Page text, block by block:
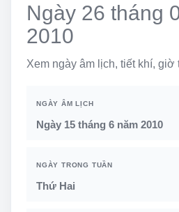
Ngày 26 tháng
2010
Xem ngày âm lịch, tiết khí, giờ
NGÀY ÂM LỊCH
Ngày 15 tháng 6 năm 2010
NGÀY TRONG TUẦN
Thứ Hai